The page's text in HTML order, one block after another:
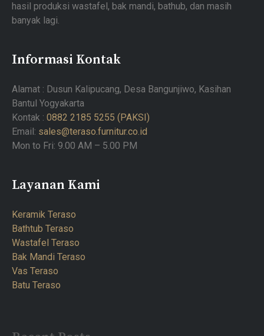
hasil produksi wastafel, bak mandi, bathub, dan masih
banyak lagi.
Informasi Kontak
Alamat : Dusun Kalipucang, Desa Bangunjiwo, Kasihan
Bantul Yogyakarta
Kontak : 0882 2185 5255 (PAKSI)
Email: sales@teraso.furnitur.co.id
Mon to Fri: 9.00 AM – 5.00 PM
Layanan Kami
Keramik Teraso
Bathtub Teraso
Wastafel Teraso
Bak Mandi Teraso
Vas Teraso
Batu Teraso